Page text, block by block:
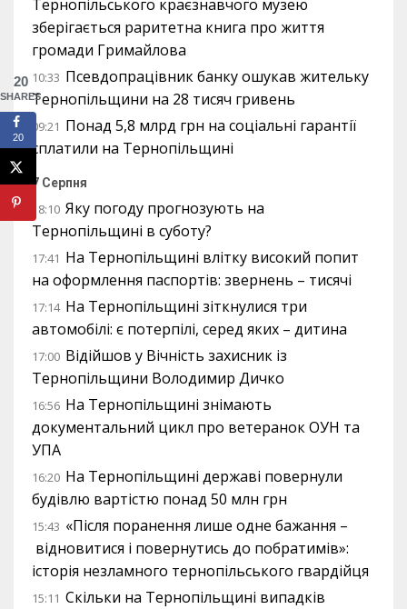
Тернопільського краєзнавчого музею
зберігається раритетна книга про життя
громади Гримайлова
10:33 Псевдопрацівник банку ошукав жительку
Тернопільщини на 28 тисяч гривень
09:21 Понад 5,8 млрд грн на соціальні гарантії
сплатили на Тернопільщині
7 Серпня
18:10 Яку погоду прогнозують на
Тернопільщині в суботу?
17:41 На Тернопільщині влітку високий попит
на оформлення паспортів: звернень – тисячі
17:14 На Тернопільщині зіткнулися три
автомобілі: є потерпілі, серед яких – дитина
17:00 Відійшов у Вічність захисник із
Тернопільщини Володимир Дичко
16:56 На Тернопільщині знімають
документальний цикл про ветеранок ОУН та
УПА
16:20 На Тернопільщині державі повернули
будівлю вартістю понад 50 млн грн
15:43 «Після поранення лише одне бажання –
відновитися і повернутись до побратимів»:
історія незламного тернопільського гвардійця
15:11 Скільки на Тернопільщині випадків
20
SHARES
20